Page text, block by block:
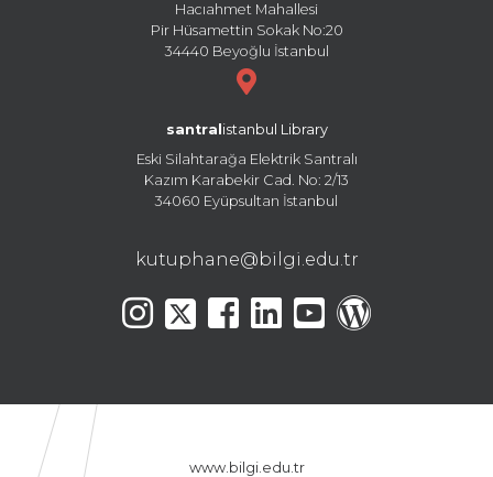
Hacıahmet Mahallesi
Pir Hüsamettin Sokak No:20
34440 Beyoğlu İstanbul
santral istanbul Library
Eski Silahtarağa Elektrik Santralı
Kazım Karabekir Cad. No: 2/13
34060 Eyüpsultan İstanbul
kutuphane@bilgi.edu.tr
www.bilgi.edu.tr